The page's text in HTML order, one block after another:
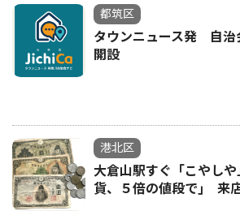
都筑区
タウンニュース発 自治
開設
港北区
大倉山駅すぐ「こやし
貨、５倍の値段で｣ 来